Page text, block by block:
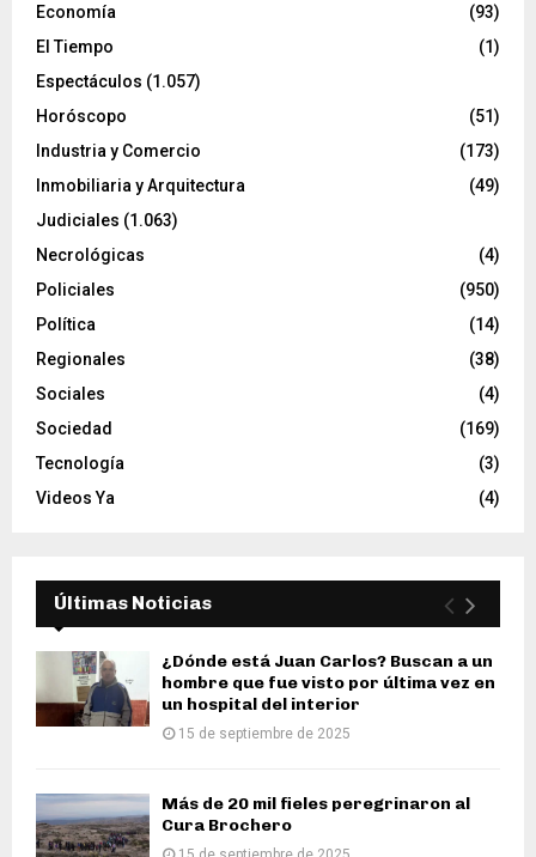
Economía
(93)
El Tiempo
(1)
Espectáculos (1.057)
Horóscopo
(51)
Industria y Comercio
(173)
Inmobiliaria y Arquitectura
(49)
Judiciales (1.063)
Necrológicas
(4)
Policiales
(950)
Política
(14)
Regionales
(38)
Sociales
(4)
Sociedad
(169)
Tecnología
(3)
Videos Ya
(4)
Últimas Noticias
¿Dónde está Juan Carlos? Buscan a un
hombre que fue visto por última vez en
un hospital del interior
15 de septiembre de 2025
Más de 20 mil fieles peregrinaron al
Cura Brochero